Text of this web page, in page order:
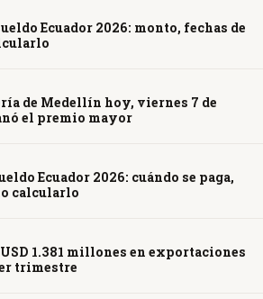
Ecuador 2026: monto, fechas de
de Medellín hoy, viernes 7 de
el premio mayor
Ecuador 2026: cuándo se paga,
calcularlo
1.381 millones en exportaciones
trimestre